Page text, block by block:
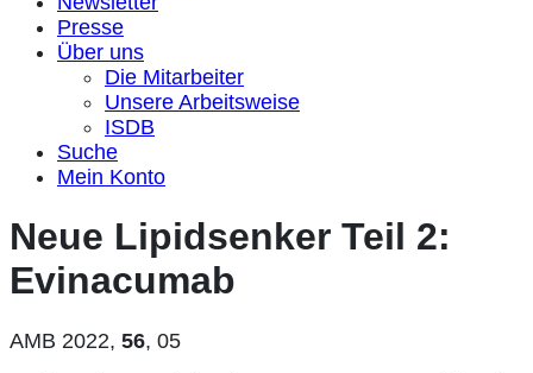
Presse
Über uns
Die Mitarbeiter
Unsere Arbeitsweise
ISDB
Suche
Mein Konto
Neue Lipidsenker Teil 2:
Evinacumab
AMB 2022, 56, 05